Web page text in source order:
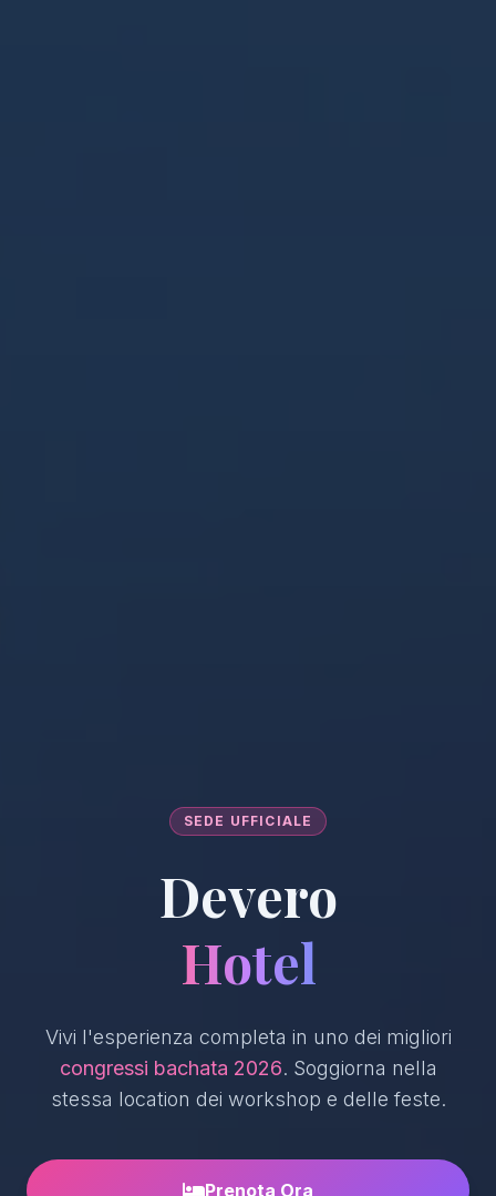
SEDE UFFICIALE
Devero
Hotel
Vivi l'esperienza completa in uno dei migliori
congressi bachata 2026. Soggiorna nella
stessa location dei workshop e delle feste.
Prenota Ora